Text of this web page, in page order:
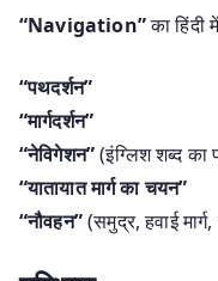
“Navigation”का हिंदी
“पथदर्शन”
“मार्गदर्शन”
“नेविगेशन”(इंग्लिश शब्द का
“यातायात मार्ग का चयन”
“नौवहन”(समुद्र, हवाई